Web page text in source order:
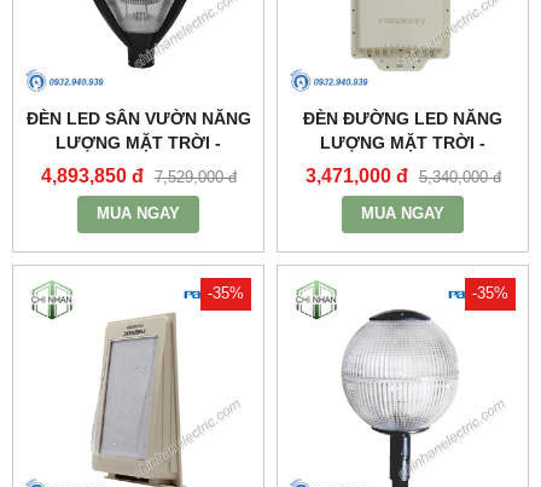
ĐÈN LED SÂN VƯỜN NĂNG
LƯỢNG MẶT TRỜI -
PSOGA20L - PARAGON
4,893,850 đ 7,529,000 đ
MUA NGAY
ĐÈN ĐƯỜNG LED NĂNG
LƯỢNG MẶT TRỜI -
PSOWB1065 - PARAGON
3,471,000 đ 5,340,000 đ
MUA NGAY
-35% -35%